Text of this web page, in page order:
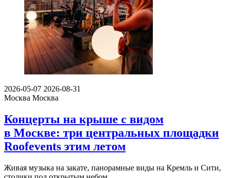
2026-05-07 2026-08-31
Москва Москва
Концерты на крыше с видом
в Москве: три центральных площадки
Roofevents этим летом
Живая музыка на закате, панорамные виды на Кремль и Сити,